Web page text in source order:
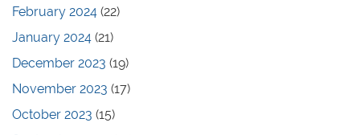
February 2024 (22)
January 2024 (21)
December 2023 (19)
November 2023 (17)
October 2023 (15)